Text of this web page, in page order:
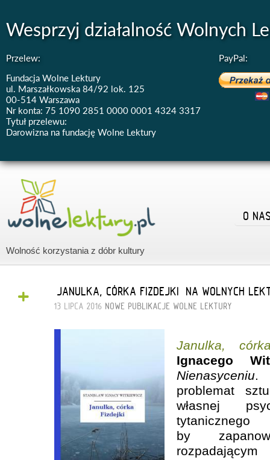
Wesprzyj działalność Wolnych
Przelew:
Fundacja Wolne Lektury
ul. Marszałkowska 84/92 lok. 125
00-514 Warszawa
Nr konta: 75 1090 2851 0000 0001 4324 3317
Tytuł przelewu:
Darowizna na fundację Wolne Lektury
PayPal:
Wolność korzystania z dóbr kultury
O
+ „JANULKA, CÓRKA FIZDEJKI” NA WOLNYCH
13 LIPCA 2016 NOWE PUBLIKACJE WOLNE LEKTURY
Janulka,
Ignacego
Nienasyceniu.
problemat
własnej
tytanicznego
by